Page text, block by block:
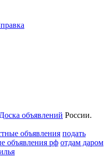
Доска объявлений России.
объявления подать
объявления рф отдам даром